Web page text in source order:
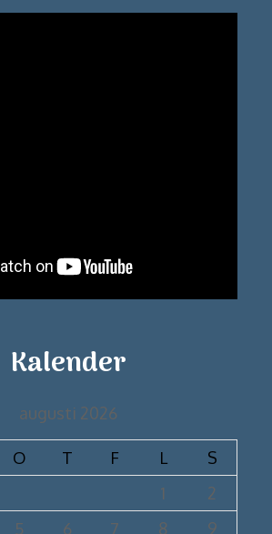
Kalender
augusti 2026
O T F L
S
1
2
5 6 7 8 9